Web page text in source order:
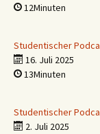
12Minuten
Studentischer
16. Juli 2025
13Minuten
Studentischer
2. Juli 2025